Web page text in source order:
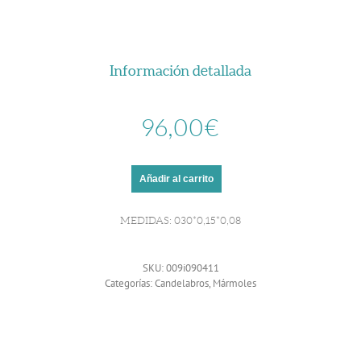
Información detallada
96,00€
Añadir al carrito
MEDIDAS: 030*0,15*0,08
SKU:009i090411
Categorías:Candelabros, Mármoles